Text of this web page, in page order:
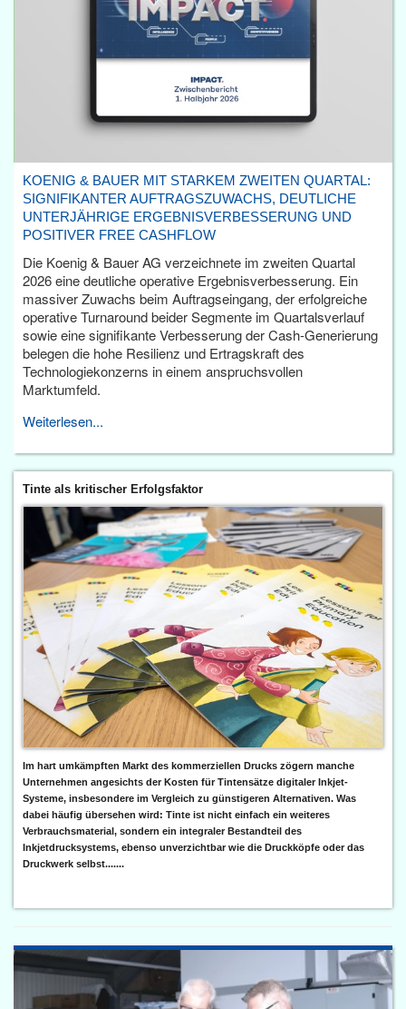
KOENIG & BAUER MIT STARKEM ZWEITEN QUARTAL:
SIGNIFIKANTER AUFTRAGSZUWACHS, DEUTLICHE
UNTERJÄHRIGE ERGEBNISVERBESSERUNG UND
POSITIVER FREE CASHFLOW
Die Koenig & Bauer AG verzeichnete im zweiten Quartal
2026 eine deutliche operative Ergebnisverbesserung. Ein
massiver Zuwachs beim Auftragseingang, der erfolgreiche
operative Turnaround beider Segmente im Quartalsverlauf
sowie eine signifikante Verbesserung der Cash-Generierung
belegen die hohe Resilienz und Ertragskraft des
Technologiekonzerns in einem anspruchsvollen
Marktumfeld.
Weiterlesen...
Tinte als kritischer Erfolgsfaktor
Im hart umkämpften Markt des kommerziellen Drucks zögern manche
Unternehmen angesichts der Kosten für Tintensätze digitaler Inkjet-
Systeme, insbesondere im Vergleich zu günstigeren Alternativen. Was
dabei häufig übersehen wird: Tinte ist nicht einfach ein weiteres
Verbrauchsmaterial, sondern ein integraler Bestandteil des
Inkjetdrucksystems, ebenso unverzichtbar wie die Druckköpfe oder das
Druckwerk selbst.......